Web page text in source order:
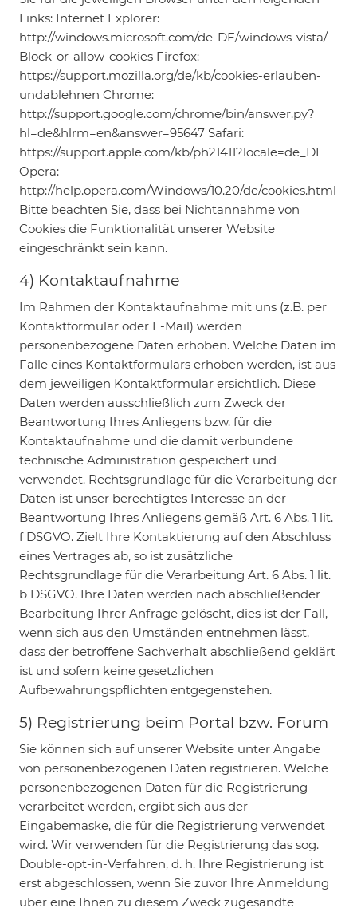
Links: Internet Explorer:
http://windows.microsoft.com/de-DE/windows-vista/
Block-or-allow-cookies Firefox:
https://support.mozilla.org/de/kb/cookies-erlauben-
undablehnen Chrome:
http://support.google.com/chrome/bin/answer.py?
hl=de&hlrm=en&answer=95647 Safari:
https://support.apple.com/kb/ph21411?locale=de_DE
Opera:
http://help.opera.com/Windows/10.20/de/cookies.html
Bitte beachten Sie, dass bei Nichtannahme von
Cookies die Funktionalität unserer Website
eingeschränkt sein kann.
4) Kontaktaufnahme
Im Rahmen der Kontaktaufnahme mit uns (z.B. per
Kontaktformular oder E-Mail) werden
personenbezogene Daten erhoben. Welche Daten im
Falle eines Kontaktformulars erhoben werden, ist aus
dem jeweiligen Kontaktformular ersichtlich. Diese
Daten werden ausschließlich zum Zweck der
Beantwortung Ihres Anliegens bzw. für die
Kontaktaufnahme und die damit verbundene
technische Administration gespeichert und
verwendet. Rechtsgrundlage für die Verarbeitung der
Daten ist unser berechtigtes Interesse an der
Beantwortung Ihres Anliegens gemäß Art. 6 Abs. 1 lit.
f DSGVO. Zielt Ihre Kontaktierung auf den Abschluss
eines Vertrages ab, so ist zusätzliche
Rechtsgrundlage für die Verarbeitung Art. 6 Abs. 1 lit.
b DSGVO. Ihre Daten werden nach abschließender
Bearbeitung Ihrer Anfrage gelöscht, dies ist der Fall,
wenn sich aus den Umständen entnehmen lässt,
dass der betroffene Sachverhalt abschließend geklärt
ist und sofern keine gesetzlichen
Aufbewahrungspflichten entgegenstehen.
5) Registrierung beim Portal bzw. Forum
Sie können sich auf unserer Website unter Angabe
von personenbezogenen Daten registrieren. Welche
personenbezogenen Daten für die Registrierung
verarbeitet werden, ergibt sich aus der
Eingabemaske, die für die Registrierung verwendet
wird. Wir verwenden für die Registrierung das sog.
Double-opt-in-Verfahren, d. h. Ihre Registrierung ist
erst abgeschlossen, wenn Sie zuvor Ihre Anmeldung
über eine Ihnen zu diesem Zweck zugesandte